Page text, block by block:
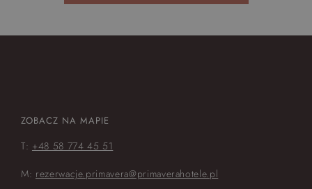
ZOBACZ NA MAPIE
T: +48 58 774 45 51
M: rezerwacje.primavera@primaverahotele.pl